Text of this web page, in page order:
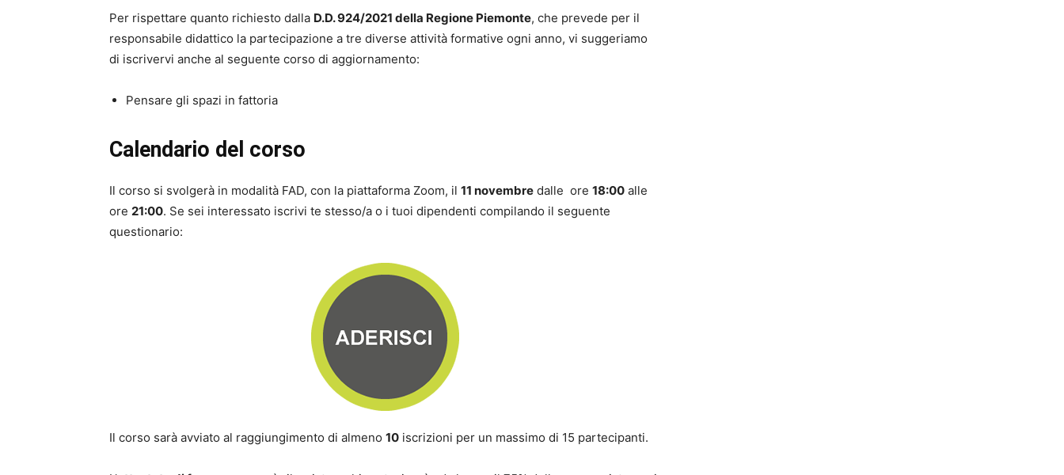
Per rispettare quanto richiesto dalla D.D. 924/2021 della Regione Piemonte, che prevede per il
responsabile didattico la partecipazione a tre diverse attività formative ogni anno, vi suggeriamo
di iscrivervi anche al seguente corso di aggiornamento:
Pensare gli spazi in fattoria
Calendario del corso
Il corso si svolgerà in modalità FAD, con la piattaforma Zoom, il 11 novembre dalle ore 18:00 alle
ore 21:00. Se sei interessato iscrivi te stesso/a o i tuoi dipendenti compilando il seguente
questionario:
Il corso sarà avviato al raggiungimento di almeno 10 iscrizioni per un massimo di 15 partecipanti.